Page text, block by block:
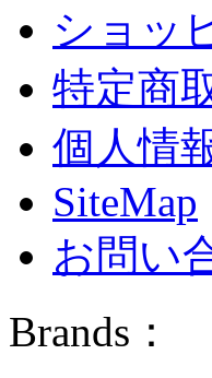
ショッ
特定商
個人情
SiteMap
お問い
Brands：